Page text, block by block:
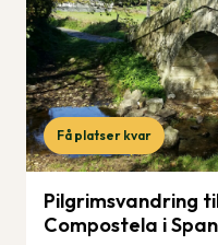
Få platser kvar
Pilgrimsvandring
Compostela i